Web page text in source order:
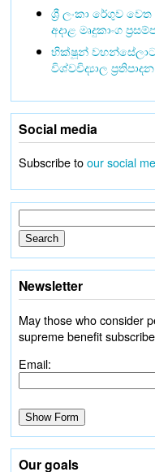
ශ්‍රී ලංකා රේගුව
අදාළ මෘදුකාංග
භික්ෂූන්
විශ්වවිද්‍යාල
Social media
Subscribe toour social
Newsletter
May those who consider
supreme benefit
Email:
Our goals